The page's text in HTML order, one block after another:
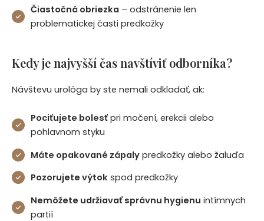
Čiastočná obriezka – odstránenie len
problematickej časti predkožky
Kedy je najvyšší čas navštíviť odborníka?
Návštevu urológa by ste nemali odkladať, ak:
Pociťujete bolesťpri močení, erekcii alebo
pohlavnom styku
Máte opakované zápaly predkožky alebo žaluďa
Pozorujete výtok spod predkožky
Nemôžete udržiavať správnu hygienu intímnych
partií